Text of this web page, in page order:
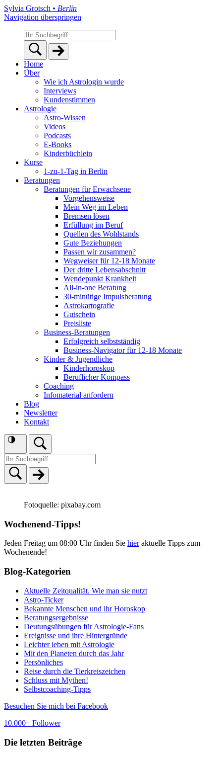
Sylvia Grotsch • Berlin
Navigation überspringen
Home
Über
Wie ich Astrologin wurde
Interviews
Kundenstimmen
Astrologie
Astro-Wissen
Videos
Podcasts
E-Books
Kinderbüchlein
Kurse
1-zu-1-Tag in Berlin
Beratungen
Beratungen für Erwachsene
Vorgehensweise
Mein Weg im Leben
Bremsen lösen
Erfüllung im Beruf
Quellen des Wohlstands
Gute Beziehungen
Passen wir zusammen?
Wegweiser für 12-18 Monate
Der dritte Lebensabschnitt
Wendepunkt Krankheit
All-in-one Beratung
30-minütige Impulsberatung
Astrokartografie
Gutschein
Preisliste
Business-Beratungen
Erfolgreich selbstständig
Business-Navigator für 12-18 Monate
Kinder & Jugendliche
Kinderhoroskop
Beruflicher Kompass
Coaching
Infomaterial anfordern
Blog
Newsletter
Kontakt
Fotoquelle: pixabay.com
Wochenend-Tipps!
Jeden Freitag um 08:00 Uhr finden Sie hieraktuelle Tipps zum
Wochenende!
Blog-Kategorien
Aktuelle Zeitqualität. Wie man sie nutzt
Astro-Ticker
Bekannte Menschen und ihr Horoskop
Beratungsergebnisse
Deutungsübungen für Astrologie-Fans
Ereignisse und ihre Hintergründe
Leichter leben mit Astrologie
Mit den Planeten durch das Jahr
Persönliches
Reise durch die Tierkreiszeichen
Schluss mit Mythen!
Selbstcoaching-Tipps
Besuchen Sie mich bei Facebook
10.000+ Follower
Die letzten Beiträge